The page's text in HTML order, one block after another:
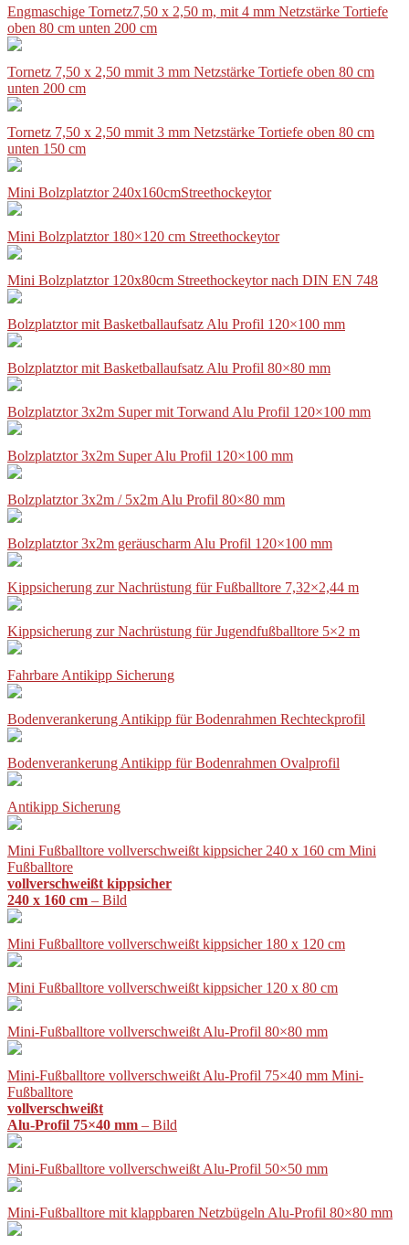
Engmaschige Tornetz7,50 x 2,50 m, mit 4 mm Netzstärke Tortiefe
oben 80 cm unten 200 cm
Tornetz 7,50 x 2,50 mmit 3 mm Netzstärke Tortiefe oben 80 cm
unten 200 cm
Tornetz 7,50 x 2,50 mmit 3 mm Netzstärke Tortiefe oben 80 cm
unten 150 cm
Mini Bolzplatztor 240x160cmStreethockeytor
Mini Bolzplatztor 180×120 cm Streethockeytor
Mini Bolzplatztor 120x80cm Streethockeytor nach DIN EN 748
Bolzplatztor mit Basketballaufsatz Alu Profil 120×100 mm
Bolzplatztor mit Basketballaufsatz Alu Profil 80×80 mm
Bolzplatztor 3x2m Super mit Torwand Alu Profil 120×100 mm
Bolzplatztor 3x2m Super Alu Profil 120×100 mm
Bolzplatztor 3x2m / 5x2m Alu Profil 80×80 mm
Bolzplatztor 3x2m geräuscharm Alu Profil 120×100 mm
Kippsicherung zur Nachrüstung für Fußballtore 7,32×2,44 m
Kippsicherung zur Nachrüstung für Jugendfußballtore 5×2 m
Fahrbare Antikipp Sicherung
Bodenverankerung Antikipp für Bodenrahmen Rechteckprofil
Bodenverankerung Antikipp für Bodenrahmen Ovalprofil
Antikipp Sicherung
Mini Fußballtore vollverschweißt kippsicher 240 x 160 cm Mini
Fußballtore
vollverschweißt kippsicher
240 x 160 cm – Bild
Mini Fußballtore vollverschweißt kippsicher 180 x 120 cm
Mini Fußballtore vollverschweißt kippsicher 120 x 80 cm
Mini-Fußballtore vollverschweißt Alu-Profil 80×80 mm
Mini-Fußballtore vollverschweißt Alu-Profil 75×40 mm Mini-
Fußballtore
vollverschweißt
Alu-Profil 75×40 mm – Bild
Mini-Fußballtore vollverschweißt Alu-Profil 50×50 mm
Mini-Fußballtore mit klappbaren Netzbügeln Alu-Profil 80×80 mm